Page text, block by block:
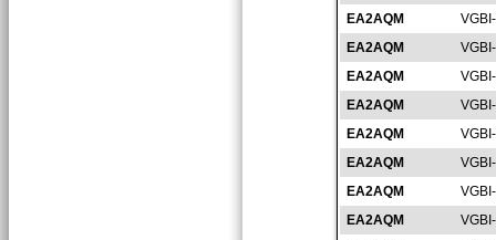
EA2AQM
EA2AQM
EA2AQM
EA2AQM
EA2AQM
EA2AQM
EA2AQM
EA2AQM